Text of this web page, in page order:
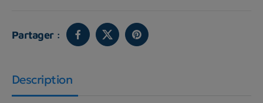
Partager :
Description